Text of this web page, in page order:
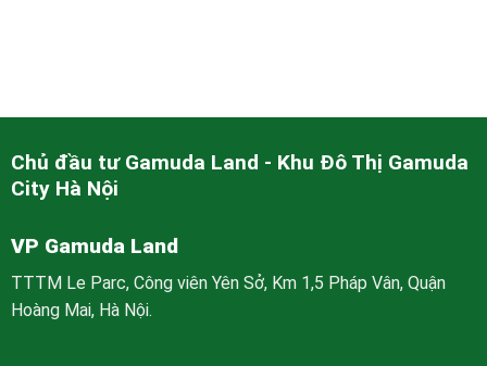
Chủ đầu tư Gamuda Land - Khu Đô Thị Gamuda
City Hà Nội
VP Gamuda Land
TTTM Le Parc, Công viên Yên Sở, Km 1,5 Pháp Vân, Quận
Hoàng Mai, Hà Nội.